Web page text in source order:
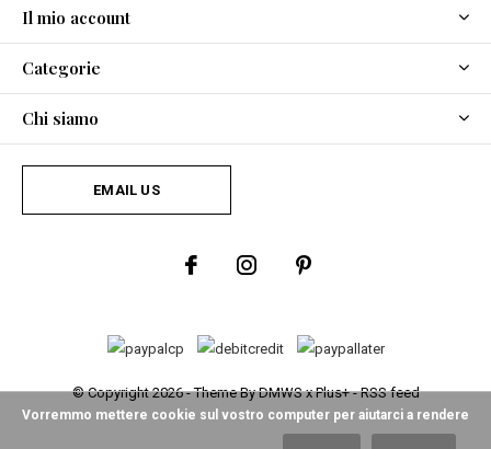
Il mio account
Categorie
Chi siamo
EMAIL US
© Copyright2026- Theme ByDMWSxPlus+-RSS feed
Vorremmo mettere cookie sul vostro computer per aiutarci a rendere